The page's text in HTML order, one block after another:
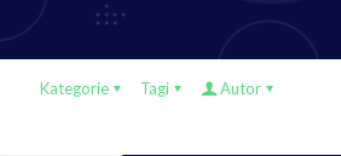
Kategorie Tagi Autor